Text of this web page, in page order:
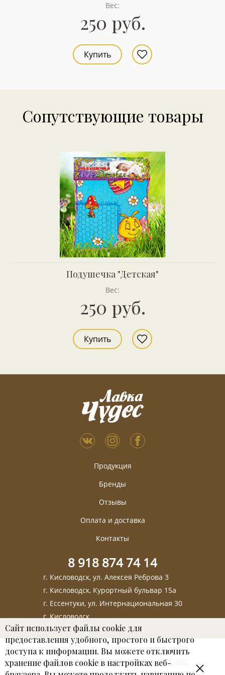
Вес:
250 руб.
Купить
Сопутствующие товары
Подушечка "Детская"
Вес:
250 руб.
Купить
Продукция
Бренды
Отзывы
Оплата и доставка
Контакты
8 918 874 74 14
г. Кисловодск, ул. Алексея Реброва 3
г. Кисловодск, Курортный бульвар 15а
г. Ессентуки, ул. Интернациональная 30
г. Кисловодск,
Магазин "Лавка чудес". Тамбуканская грязь © 2021
Сайт использует файлы cookie для
предоставления удобного, простого и быстрого
доступа к информации. Вы можете отключить
хранение файлов cookie в настройках веб-